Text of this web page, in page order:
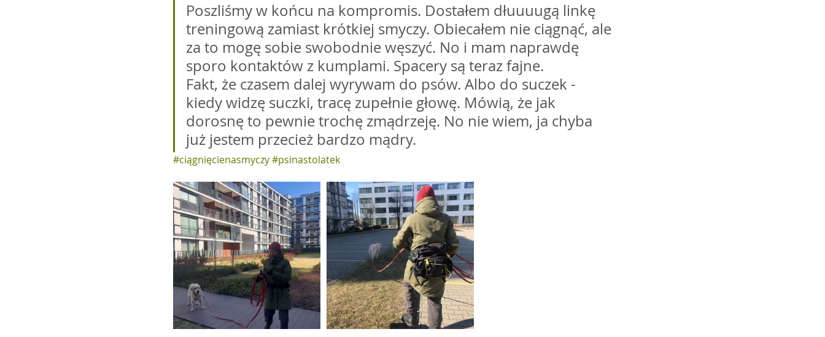
Poszliśmy w końcu na kompromis. Dostałem dłuuuugą linkę
treningową zamiast krótkiej smyczy. Obiecałem nie ciągnąć, ale
za to mogę sobie swobodnie węszyć. No i mam naprawdę
sporo kontaktów z kumplami. Spacery są teraz fajne.
Fakt, że czasem dalej wyrywam do psów. Albo do suczek -
kiedy widzę suczki, tracę zupełnie głowę. Mówią, że jak
dorosnę to pewnie trochę zmądrzeję. No nie wiem, ja chyba
już jestem przecież bardzo mądry.
#ciągnięcienasmyczy#psinastolatek